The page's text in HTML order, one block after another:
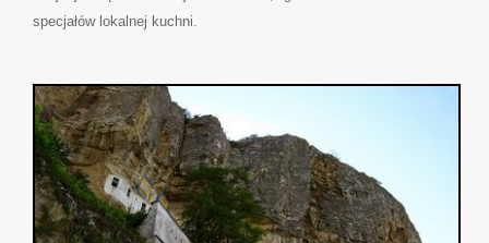
specjałów lokalnej kuchni.